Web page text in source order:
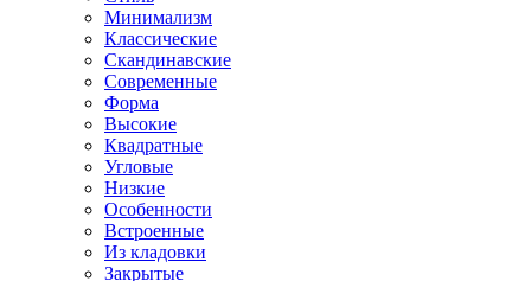
Минимализм
Классические
Скандинавские
Современные
Форма
Высокие
Квадратные
Угловые
Низкие
Особенности
Встроенные
Из кладовки
Закрытые